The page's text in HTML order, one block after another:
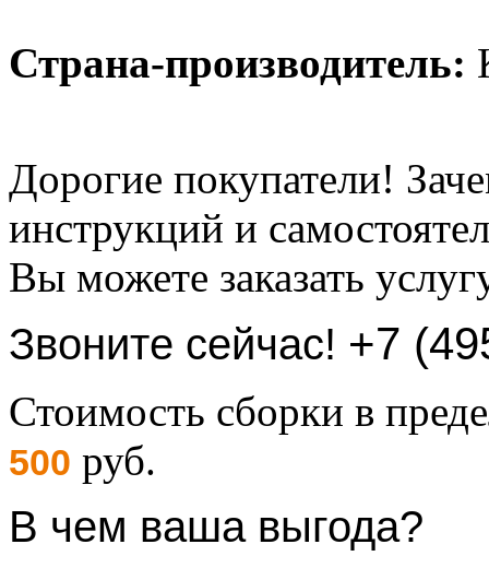
Страна-производитель:
Дорогие покупатели!
инструкций и
Вы можете заказать
Звоните сейчас! +7
Стоимость сборки в
500 руб.
В чем ваша выгода?